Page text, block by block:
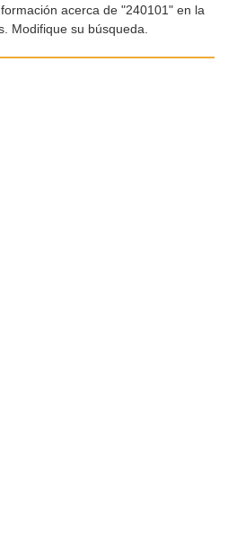
acerca de "240101" en la
Modifique su búsqueda.